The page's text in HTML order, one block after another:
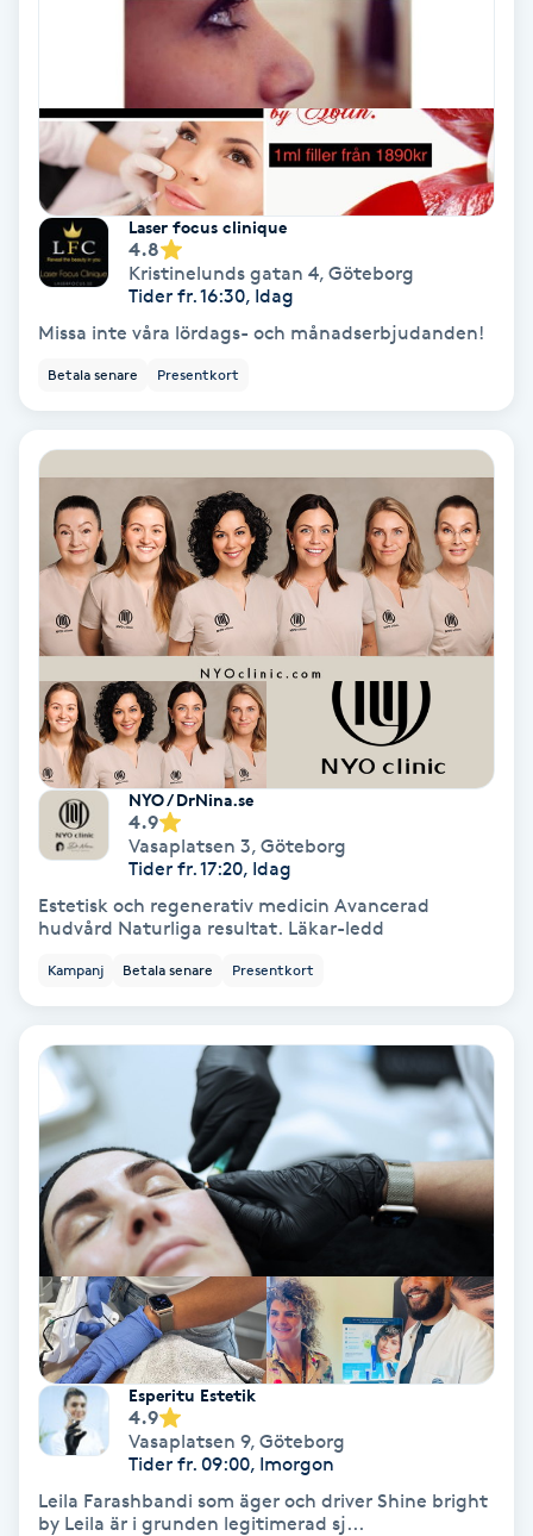
Gel naglar
Gelenaglar
Gellack
Gravidmassage
Gravidyoga
Gruppträning
Gua Sha-massage
Hatha Yoga
Headspa
Hollywood Peel
Hot Stone Massage
Hot yoga
Hudföryngring
Huduppstramning
Hudvård
Hyaluronsyra
Laser focus clinique
4.8
Kristinelunds gatan 4, Göteborg
Tider fr. 16:30, Idag
Missa inte våra lördags- och månadserbjudanden!
Betala senare Presentkort
NYO / DrNina.se
4.9
Vasaplatsen 3, Göteborg
Tider fr. 17:20, Idag
Estetisk och regenerativ medicin Avancerad
hudvård Naturliga resultat. Läkar-ledd
Kampanj Betala senare Presentkort
Esperitu Estetik
4.9
Vasaplatsen 9, Göteborg
Tider fr. 09:00, Imorgon
Leila Farashbandi som äger och driver Shine bright
by Leila är i grunden legitimerad sj...